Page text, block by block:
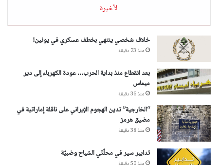
الأخيرة
خلاف شخصي ينتهي بخطف عسكري في يونين!
منذ 23 دقيقة
بعد انقطاع منذ بداية الحرب… عودة الكهرباء إلى دير
ميماس
منذ 36 دقيقة
“الخارجية” تدين الهجوم الإيراني على ناقلة إماراتية في
مضيق هرمز
منذ 38 دقيقة
تدابير سير في محلّتَي الشياح وضبيّة